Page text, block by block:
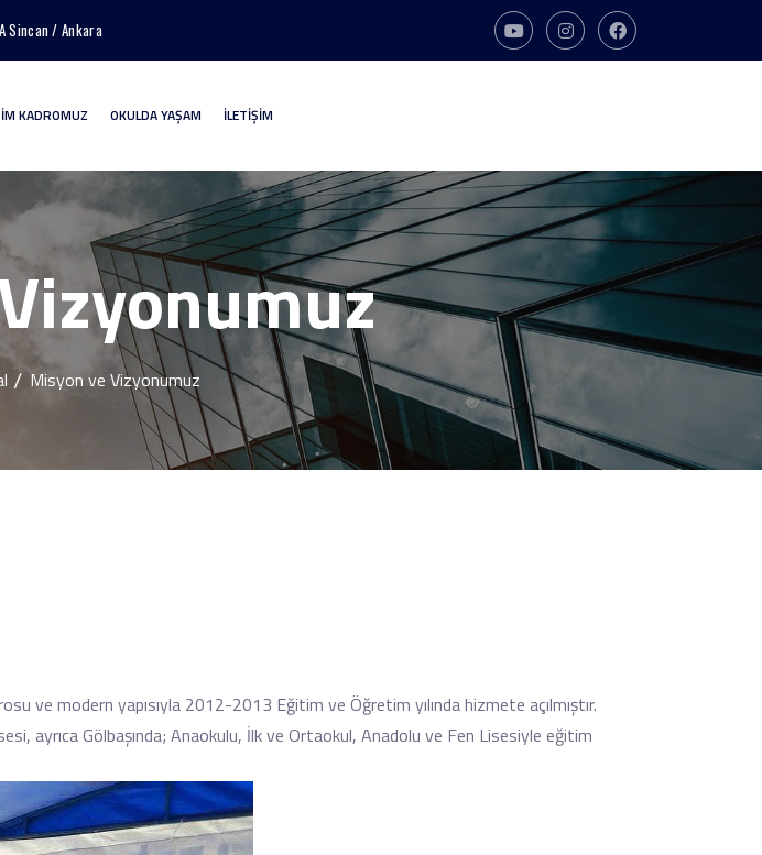
Sincan / Ankara
KADROMUZ OKULDA YAŞAM İLETİŞİM
Misyon ve Vizyonumuz
ve modern yapısıyla 2012-2013 Eğitim ve Öğretim yılında hizmete açılmıştır.
ayrıca Gölbaşında; Anaokulu, İlk ve Ortaokul, Anadolu ve Fen Lisesiyle eğitim